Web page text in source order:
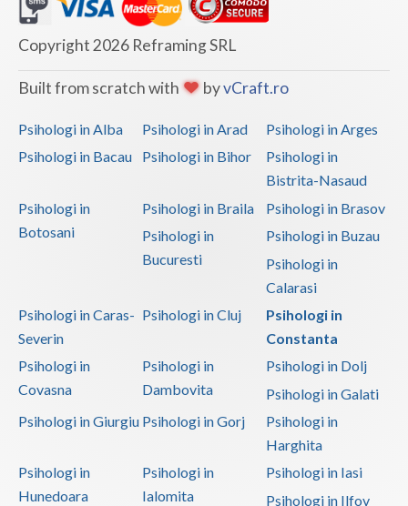
Timis
Tulcea
Valcea
Vaslui
Vrancea
Copyright 2026 Reframing SRL
Built from scratch with byvCraft.ro
Psihologi in Alba Psihologi in Arad
Psihologi in Arges
Psihologi in Bacau
Psihologi in Bihor
Psihologi in
Bistrita-Nasaud
Psihologi in
Botosani
Psihologi in Braila
Psihologi in Brasov
Psihologi in
Bucuresti
Psihologi in Buzau
Psihologi in
Calarasi
Psihologi in Caras-
Severin
Psihologi in Cluj
Psihologi in
Constanta
Psihologi in
Covasna
Psihologi in
Dambovita
Psihologi in Dolj
Psihologi in Galati
Psihologi in Giurgiu Psihologi in Gorj
Psihologi in
Harghita
Psihologi in
Hunedoara
Psihologi in
Ialomita
Psihologi in Iasi
Psihologi in Ilfov